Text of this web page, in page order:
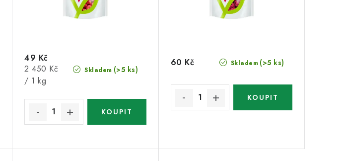
Skladem (>5 ks)
49 Kč
Měrná
cena:
2 450 Kč
/ 1 kg
Skladem (>5 ks)
60 Kč